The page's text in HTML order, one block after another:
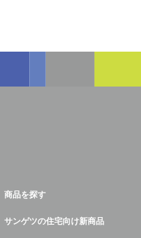
商品を探す
サンゲツの住宅向け新商品